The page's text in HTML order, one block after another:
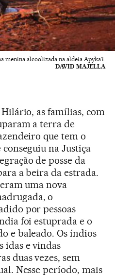
menina alcoolizada na aldeia Apyka’i.
DAVID MAJELLA
as famílias, com
a terra de
que tem o
na Justiça
de posse da
a beira da estrada.
uma nova
o
por pessoas
foi estuprada e o
e baleado. Os índios
idas e vindas
duas vezes, sem
Nesse período, mais